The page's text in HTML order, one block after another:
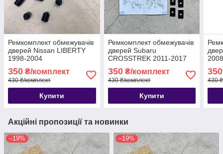
Ремкомплект обмежувачів
дверей Nissan LIBERTY
1998-2004
350 ₴/комплект
430 ₴/комплект
Купити
Ремкомплект обмежувачів
дверей Subaru
CROSSTREK 2011-2017
350₴/комплект
430 ₴/комплект
Купити
350
430
Акційні пропозиції та новинки
–19% –19%